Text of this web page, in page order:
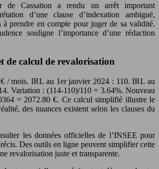
Cassation a rendu un arrêt important
d’une clause d’indexation ambiguë,
à prendre en compte pour juger de sa validité.
souligne l’importance d’une rédaction
de calcul de revalorisation
/ mois. IRL au 1er janvier 2024 : 110. IRL au
Variation : (114-110)/110 = 3.64%. Nouveau
= 2072.80 €. Ce calcul simplifié illustre le
des nuances existent selon les clauses du
les données officielles de l’INSEE pour
Des outils en ligne peuvent simplifier cette
revalorisation juste et transparente.